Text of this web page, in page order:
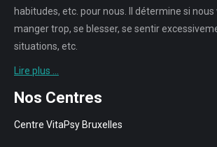
habitudes, etc. pour nous. Il détermine si nous
manger trop, se blesser, se sentir
situations, etc.
Lire plus …
Nos Centres
Centre VitaPsy Bruxelles